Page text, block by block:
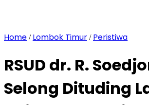
Home / Lombok Timur / Peristiwa
RSUD dr. R.
Selong Dituding